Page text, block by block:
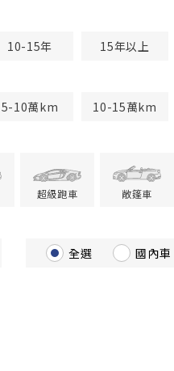
10-15年
15年以上
5-10萬km
10-15萬km
超級跑車 敞篷車
全選 國內車